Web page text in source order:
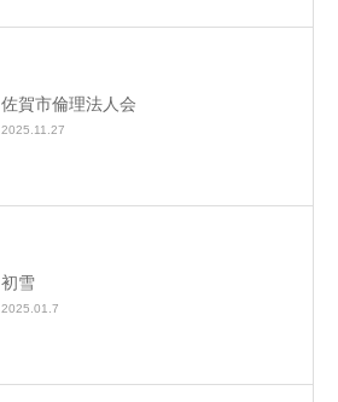
佐賀市倫理法人会
2025.11.27
初雪
2025.01.7